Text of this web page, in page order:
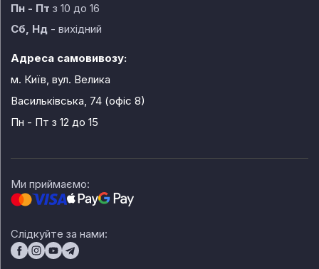
Пн - Пт з 10 до 16
Сб, Нд - вихідний
Адреса самовивозу:
м. Київ, вул. Велика
Васильківська, 74 (офіс 8)
Пн - Пт з 12 до 15
Ми приймаємо:
Слідкуйте за нами: